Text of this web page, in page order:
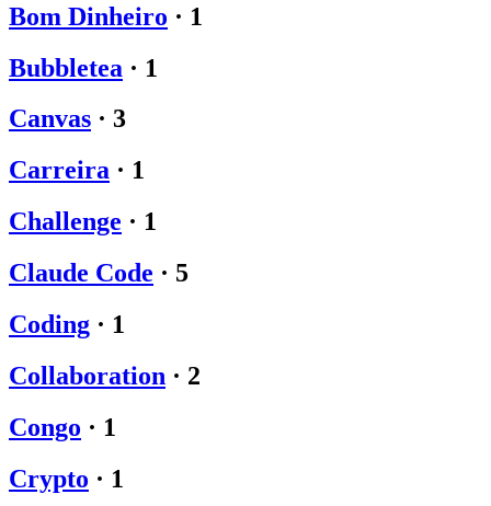
Bom Dinheiro · 1
Bubbletea · 1
Canvas · 3
Carreira · 1
Challenge · 1
Claude Code · 5
Coding · 1
Collaboration · 2
Congo · 1
Crypto · 1